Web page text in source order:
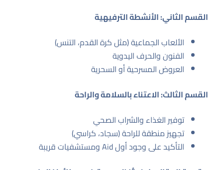
القسم الثاني: الأنشطة الترفيهية
الألعاب الجماعية (مثل كرة القدم، التنس)
الفنون والحرف اليدوية
العروض المسرحية أو السحرية
القسم الثالث: الاعتناء بالسلامة والراحة
توفير الغذاء والشراب الصحي
تجهيز منطقة للراحة (سجاد، كراسي)
التأكيد على وجود أول Aid ومستشفيات قريبة